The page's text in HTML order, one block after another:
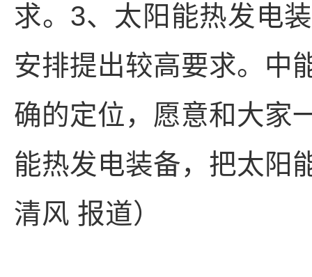
求。3、太阳能热发电
安排提出较高要求。中
确的定位，愿意和大家
能热发电装备，把太阳
清风 报道）